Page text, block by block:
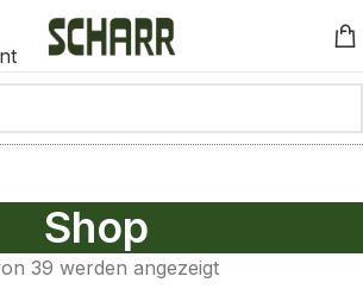
Shop
39 werden angezeigt